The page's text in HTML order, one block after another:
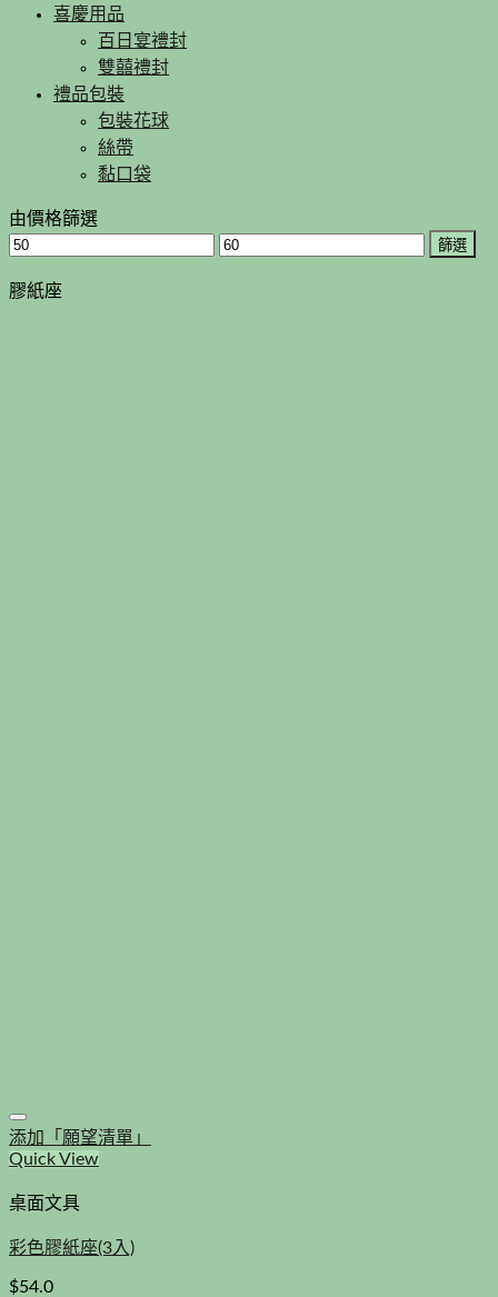
喜慶用品
百日宴禮封
雙囍禮封
禮品包裝
包裝花球
絲帶
黏口袋
由價格篩選
篩選
膠紙座
添加「願望清單」
Quick View
桌面文具
彩色膠紙座(3入)
$54.0